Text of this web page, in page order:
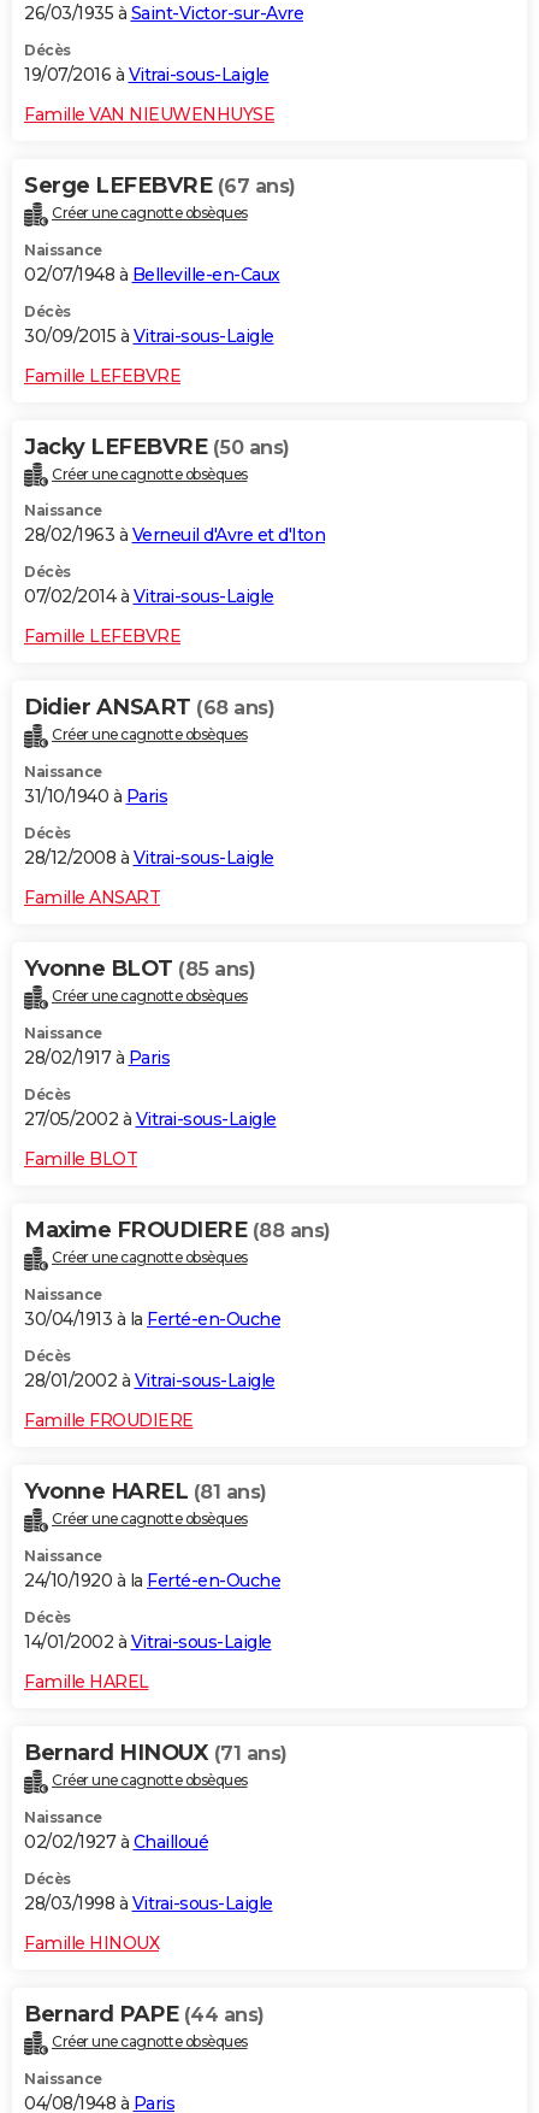
26/03/1935 à Saint-Victor-sur-Avre
Décès
19/07/2016 à Vitrai-sous-Laigle
Famille VAN NIEUWENHUYSE
Serge LEFEBVRE (67 ans)
Créer une cagnotte obsèques
Naissance
02/07/1948 à Belleville-en-Caux
Décès
30/09/2015 à Vitrai-sous-Laigle
Famille LEFEBVRE
Jacky LEFEBVRE (50 ans)
Créer une cagnotte obsèques
Naissance
28/02/1963 à Verneuil d'Avre et d'Iton
Décès
07/02/2014 à Vitrai-sous-Laigle
Famille LEFEBVRE
Didier ANSART (68 ans)
Créer une cagnotte obsèques
Naissance
31/10/1940 à Paris
Décès
28/12/2008 à Vitrai-sous-Laigle
Famille ANSART
Yvonne BLOT (85 ans)
Créer une cagnotte obsèques
Naissance
28/02/1917 à Paris
Décès
27/05/2002 à Vitrai-sous-Laigle
Famille BLOT
Maxime FROUDIERE (88 ans)
Créer une cagnotte obsèques
Naissance
30/04/1913 à la Ferté-en-Ouche
Décès
28/01/2002 à Vitrai-sous-Laigle
Famille FROUDIERE
Yvonne HAREL (81 ans)
Créer une cagnotte obsèques
Naissance
24/10/1920 à la Ferté-en-Ouche
Décès
14/01/2002 à Vitrai-sous-Laigle
Famille HAREL
Bernard HINOUX (71 ans)
Créer une cagnotte obsèques
Naissance
02/02/1927 à Chailloué
Décès
28/03/1998 à Vitrai-sous-Laigle
Famille HINOUX
Bernard PAPE (44 ans)
Créer une cagnotte obsèques
Naissance
04/08/1948 à Paris